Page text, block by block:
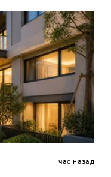
час назад